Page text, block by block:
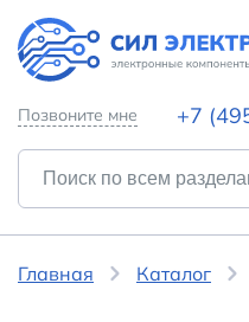
Позвоните мне +7
Главная Каталог